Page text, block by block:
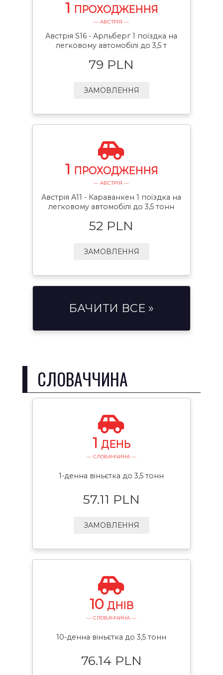
1 ПРОХОДЖЕННЯ
— АВСТРІЯ —
Австрія S16 - Арльберг 1 поїздка на
легковому автомобілі до 3,5 т
79 PLN
ЗАМОВЛЕННЯ
1 ПРОХОДЖЕННЯ
— АВСТРІЯ —
Австрія А11 - Караванкен 1 поїздка на
легковому автомобілі до 3,5 тонн
52 PLN
ЗАМОВЛЕННЯ
БАЧИТИ ВСЕ »
СЛОВАЧЧИНА
1 ДЕНЬ
— СЛОВАЧЧИНА —
1-денна віньєтка до 3,5 тонн
57.11 PLN
ЗАМОВЛЕННЯ
10 ДНІВ
— СЛОВАЧЧИНА —
10-денна віньєтка до 3,5 тонн
76.14 PLN